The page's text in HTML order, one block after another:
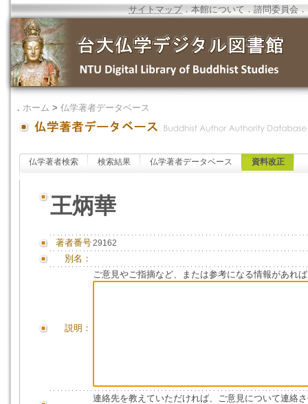
サイトマップ．本館について ．諮問委員会 ．
． ホーム > 仏学著者データベース
仏学著者検索 検索結果 仏学著者データベース 資料改正
王炳華
著者番号29162
別名：
説明：
ご意見やご指摘など、または参考になる情報があれ
連絡先を教えていただければ、ご意見について連絡